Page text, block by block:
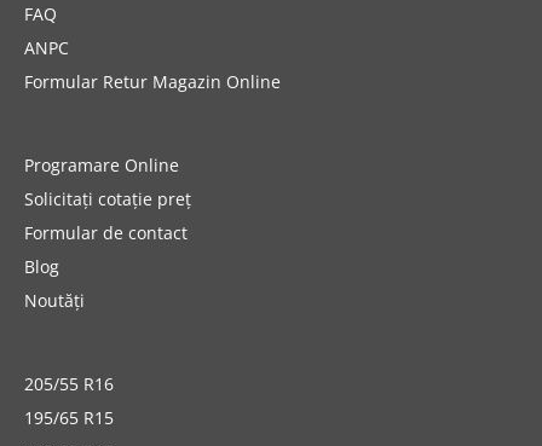
FAQ
ANPC
Formular Retur Magazin Online
Programare Online
Solicitați cotație preț
Formular de contact
Blog
Noutăți
205/55 R16
195/65 R15